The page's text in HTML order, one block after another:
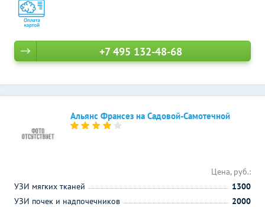
+7 495 132-48-68
Альянс Франсез на Садовой-Самотечной
Цена, руб.:
УЗИ мягких тканей
1300
УЗИ почек и надпочечников
2000